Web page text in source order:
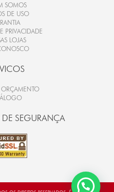
SOMOS
DE USO
PRIVACIDADE
LOJAS
ORÇAMENTO
SEGURANÇA